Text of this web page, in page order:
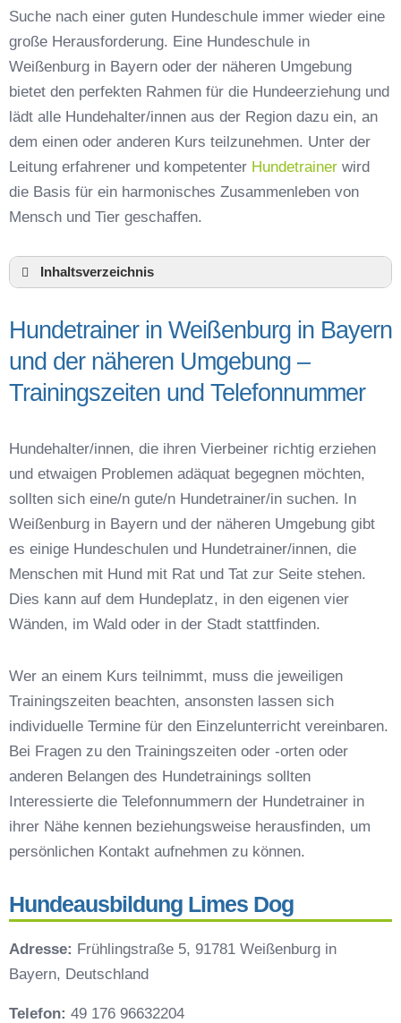
Suche nach einer guten Hundeschule immer wieder eine
große Herausforderung. Eine Hundeschule in
Weißenburg in Bayern oder der näheren Umgebung
bietet den perfekten Rahmen für die Hundeerziehung und
lädt alle Hundehalter/innen aus der Region dazu ein, an
dem einen oder anderen Kurs teilzunehmen. Unter der
Leitung erfahrener und kompetenter Hundetrainer wird
die Basis für ein harmonisches Zusammenleben von
Mensch und Tier geschaffen.
Inhaltsverzeichnis
Umgebung
Hundetrainer in Weißenburg in Bayern und der
näheren Umgebung – Trainingszeiten und
Telefonnummer
Das macht einen guten Hundetrainer aus
Gunzenhausen – Online-Test
Hundetrainer Ausbildung in Weißenburg in
Bayern oder online
Hundezubehör für das Training und
Hundespielzeug zur Beschäftigung
Preisvergleich der Hundeschulen in Weißenburg
Hundeschulen vs. Hundesportvereine in
Weißenburg in Bayern
Weißenburg in Bayern
Darum lohnt sich der Besuch einer
Hundeschule
Hundetrainer in Weißenburg in Bayern
und der näheren Umgebung –
Trainingszeiten und Telefonnummer
Hundehalter/innen, die ihren Vierbeiner richtig erziehen
und etwaigen Problemen adäquat begegnen möchten,
sollten sich eine/n gute/n Hundetrainer/in suchen. In
Weißenburg in Bayern und der näheren Umgebung gibt
es einige Hundeschulen und Hundetrainer/innen, die
Menschen mit Hund mit Rat und Tat zur Seite stehen.
Dies kann auf dem Hundeplatz, in den eigenen vier
Wänden, im Wald oder in der Stadt stattfinden.
Wer an einem Kurs teilnimmt, muss die jeweiligen
Trainingszeiten beachten, ansonsten lassen sich
individuelle Termine für den Einzelunterricht vereinbaren.
Bei Fragen zu den Trainingszeiten oder -orten oder
anderen Belangen des Hundetrainings sollten
Interessierte die Telefonnummern der Hundetrainer in
ihrer Nähe kennen beziehungsweise herausfinden, um
persönlichen Kontakt aufnehmen zu können.
Hundeausbildung Limes Dog
Adresse: Frühlingstraße 5, 91781 Weißenburg in
Bayern, Deutschland
Telefon: 49 176 96632204